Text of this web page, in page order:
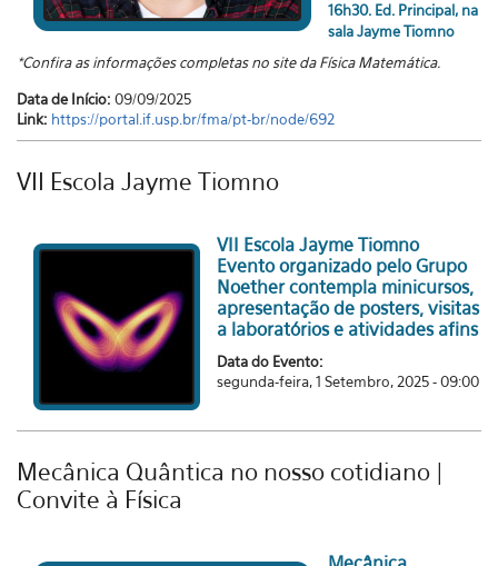
16h30. Ed. Principal, na
sala Jayme Tiomno
*Confira as informações completas no site da Física Matemática.
Data de Início: 09/09/2025
Link: https://portal.if.usp.br/fma/pt-br/node/692
VII Escola Jayme Tiomno
VII Escola Jayme Tiomno
Evento organizado pelo Grupo
Noether contempla minicursos,
apresentação de posters, visitas
a laboratórios e atividades afins
Data do Evento:
segunda-feira, 1 Setembro, 2025 - 09:00
Mecânica Quântica no nosso cotidiano |
Convite à Física